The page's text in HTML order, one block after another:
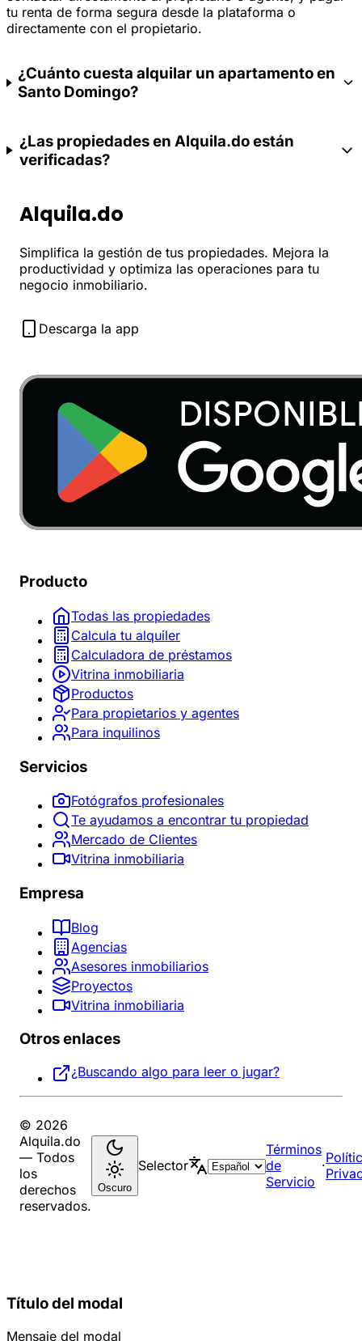
tu renta de forma segura desde la plataforma o
directamente con el propietario.
¿Cuánto cuesta alquilar un apartamento en
Santo Domingo?
¿Las propiedades en Alquila.do están
verificadas?
Alquila.do
Simplifica la gestión de tus propiedades. Mejora la
productividad y optimiza las operaciones para tu
negocio inmobiliario.
Descarga la app
Producto
Todas las propiedades
Calcula tu alquiler
Calculadora de préstamos
Vitrina inmobiliaria
Productos
Para propietarios y agentes
Para inquilinos
Servicios
Fotógrafos profesionales
Te ayudamos a encontrar tu propiedad
Mercado de Clientes
Vitrina inmobiliaria
Empresa
Blog
Agencias
Asesores inmobiliarios
Proyectos
Vitrina inmobiliaria
Otros enlaces
¿Buscando algo para leer o jugar?
© 2026
Alquila.do
— Todos
los
derechos
reservados.
Oscuro
Selector
Términos
de
Servicio
·
Título del modal
Mensaje del modal